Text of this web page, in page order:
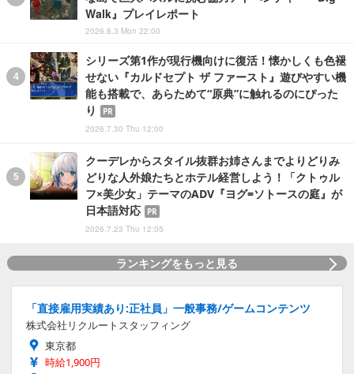
Walk』プレイレポート
2026.8.3 Mon 22:00
シリーズ第1作が現行機向けに復活！懐かしくも色褪
せない『カルドセプト ザ ファースト』遊びやすい機
能も搭載で、あらためて“原典”に触れるのにぴった
り
PR
2026.7.30 Thu 12:00
クーデレからスタイル抜群お姉さんまでよりどりみ
どりな人外娘たちとホテル経営しよう！「クトゥル
フ×美少女」テーマのADV『ヨグ=ソトースの庭』が
日本語対応
PR
2026.7.23 Thu 12:05
ランキングをもっと見る
「直接雇用実績あり:正社員」一般事務/ゲームコンテンツ
株式会社リクルートスタッフィング
東京都
時給1,900円